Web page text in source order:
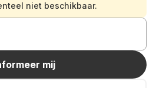
niet beschikbaar.
mij